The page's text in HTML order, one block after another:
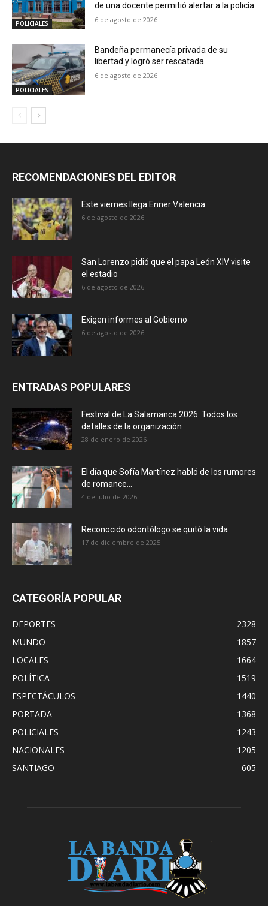
POLICIALES
de una docente permitió alertar a la policía
6 de agosto de 2026
POLICIALES
Bandeña permanecía privada de su
libertad y logró ser rescatada
6 de agosto de 2026
RECOMENDACIONES DEL EDITOR
Este viernes llega Enner Valencia
6 de agosto de 2026
San Lorenzo pidió que el papa León XIV visite
el estadio
6 de agosto de 2026
Exigen informes al Gobierno
6 de agosto de 2026
ENTRADAS POPULARES
Festival de La Salamanca 2026: Todos los
detalles de la organización
28 de enero de 2026
El día que Sofía Martínez habló de los rumores
de romance...
4 de julio de 2026
Reconocido odontólogo se quitó la vida
17 de diciembre de 2025
CATEGORÍA POPULAR
DEPORTES
2328
MUNDO
1857
LOCALES
1664
POLÍTICA
1519
ESPECTÁCULOS
1440
PORTADA
1368
POLICIALES
1243
NACIONALES
1205
SANTIAGO
605